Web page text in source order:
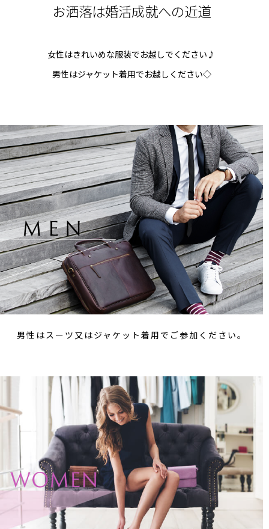
お洒落は婚活成就への近道
女性はきれいめな服装でお越しでください♪
男性はジャケット着用でお越しください◇
男性はスーツ又はジャケット着用でご参加ください。